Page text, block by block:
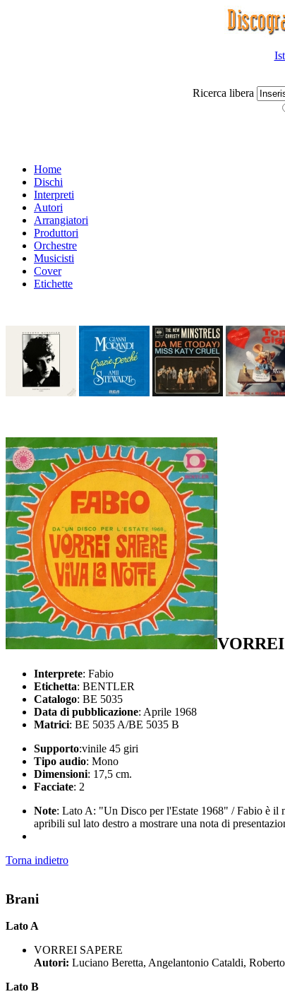
Ricerca libera
Home
Dischi
Interpreti
Autori
Arrangiatori
Produttori
Orchestre
Musicisti
Cover
Etichette
Interprete: Fabio
Etichetta: BENTLER
Catalogo: BE 5035
Data di pubblicazione: Aprile 1968
Matrici: BE 5035 A/BE 5035 B
Supporto:vinile 45 giri
Tipo audio: Mono
Dimensioni: 17,5 cm.
Facciate: 2
Note: Lato A: "Un Disco per l'Estate 1968" / Fabio è il
apribili sul lato destro a mostrare una nota di
Torna indietro
Brani
Lato A
VORREI SAPERE
Autori: Luciano Beretta, Angelantonio Cataldi,
Lato B